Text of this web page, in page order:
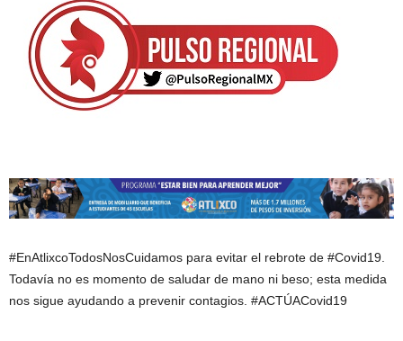
#EnAtlixcoTodosNosCuidamos para evitar el rebrote de #Covid19.
Todavía no es momento de saludar de mano ni beso; esta medida
nos sigue ayudando a prevenir contagios. #ACTÚACovid19